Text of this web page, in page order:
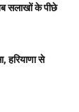
सलाखों के पीछे
हरियाणा से